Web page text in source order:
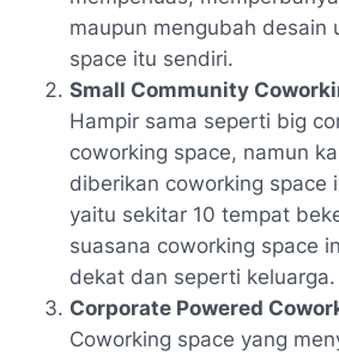
maupun mengubah desain
space itu sendiri.
Small Community
Hampir sama seperti big
coworking space, namun
diberikan coworking space
yaitu sekitar 10 tempat
suasana coworking space
dekat dan seperti keluarga.
Corporate Powered
Coworking space yang